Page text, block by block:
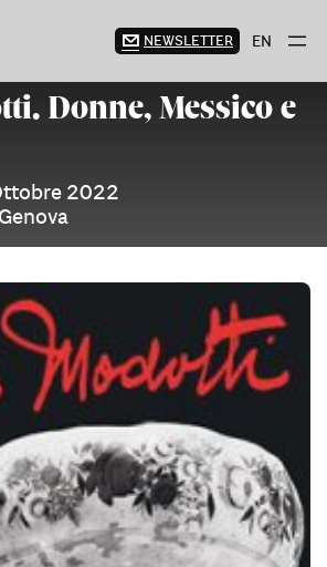
NEWSLETTER EN
Donne, Messico e
2022